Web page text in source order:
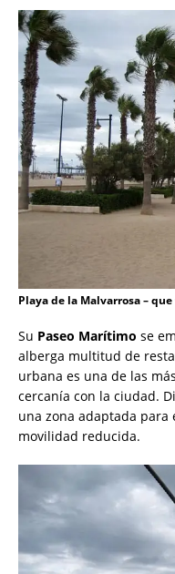
Playa de la Malvarrosa –
Su Paseo Marítimo se
alberga multitud de
urbana es una de las
cercanía con la ciudad.
una zona adaptada para
movilidad reducida.